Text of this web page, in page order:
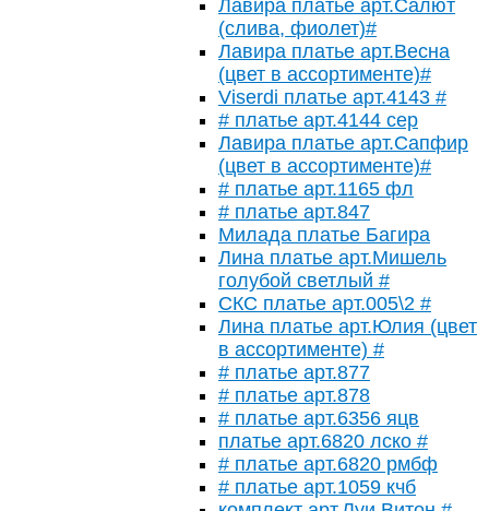
Лавира платье арт.Салют
(слива, фиолет)#
Лавира платье арт.Весна
(цвет в ассортименте)#
Viserdi платье арт.4143 #
# платье арт.4144 сер
Лавира платье арт.Сапфир
(цвет в ассортименте)#
# платье арт.1165 фл
# платье арт.847
Милада платье Багира
Лина платье арт.Мишель
голубой светлый #
СКС платье арт.005\2 #
Лина платье арт.Юлия (цвет
в ассортименте) #
# платье арт.877
# платье арт.878
# платье арт.6356 яцв
платье арт.6820 лско #
# платье арт.6820 рмбф
# платье арт.1059 кчб